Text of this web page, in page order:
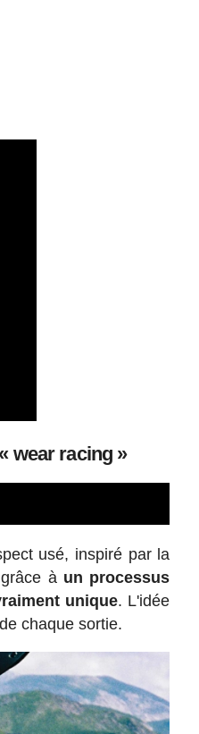
wear racing »
usé, inspiré par la
à un processus
unique. L'idée
chaque sortie.